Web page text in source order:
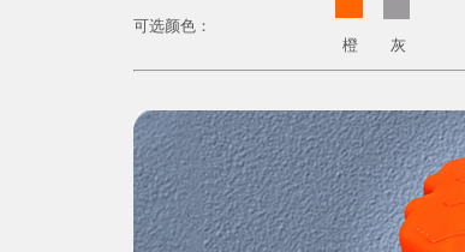
可选颜色：
橙
灰